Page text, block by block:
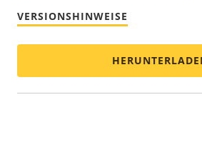
VERSIONSHINWEISE